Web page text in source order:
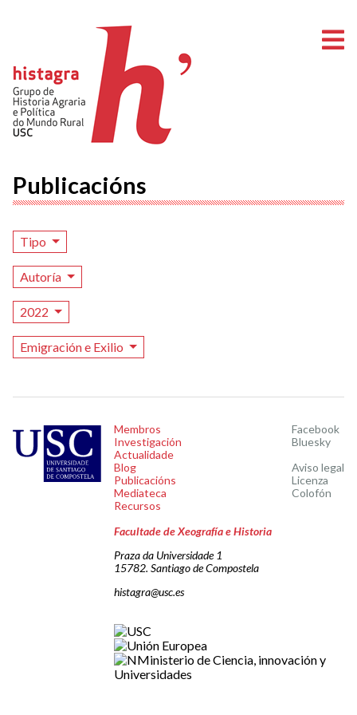
Publicacións
Tipo
Autoría
2022
Emigración e Exilio
Membros
Investigación
Actualidade
Blog
Publicacións
Mediateca
Recursos
Facebook
Bluesky
Aviso legal
Licenza
Colofón
Facultade de Xeografía e Historia
Praza da Universidade 1
15782. Santiago de Compostela
histagra@usc.es